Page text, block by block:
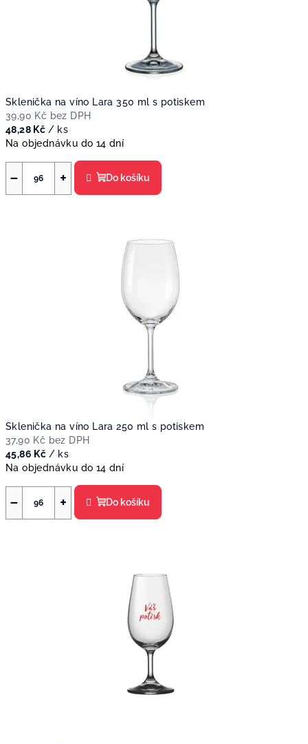
Sklenička na víno Lara 350 ml s potiskem
39,90 Kč bez DPH
48,28 Kč / ks
Na objednávku do 14 dní
+
− Do košíku
Sklenička na víno Lara 250 ml s potiskem
37,90 Kč bez DPH
45,86 Kč / ks
Na objednávku do 14 dní
+
− Do košíku